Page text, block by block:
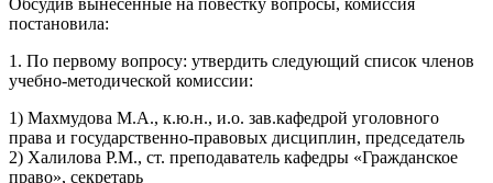
постановила:
1. По первому вопросу: утвердить следующий список членов
учебно-методической комиссии:
1) Махмудова М.А., к.ю.н., и.о. зав.кафедрой уголовного
права и государственно-правовых дисциплин, председатель
2) Халилова Р.М., ст. преподаватель кафедры «Гражданское
право», секретарь